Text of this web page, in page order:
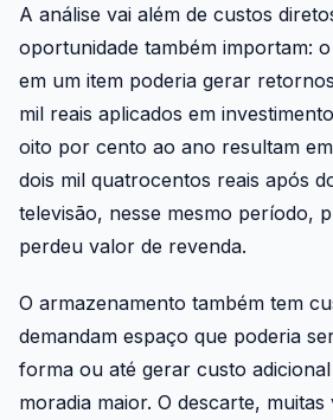
A análise vai além de custos
oportunidade também importam:
em um item poderia gerar
mil reais aplicados em
oito por cento ao ano resultam
dois mil quatrocentos reais após
televisão, nesse mesmo período,
perdeu valor de revenda.
O armazenamento também tem
demandam espaço que poderia
forma ou até gerar custo
moradia maior. O descarte,